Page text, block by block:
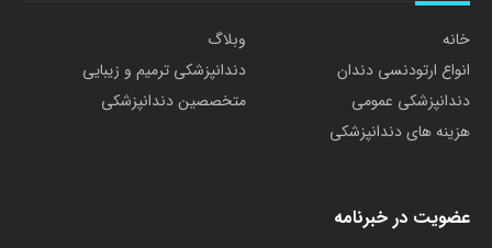
خانه
وبلاگ
انواع ارتودنسی دندان
دندانپزشکی ترمیم و زیبایی
دندانپزشکی عمومی
متخصصین دندانپزشکی
هزینه های دندانپزشکی
عضویت در خبرنامه